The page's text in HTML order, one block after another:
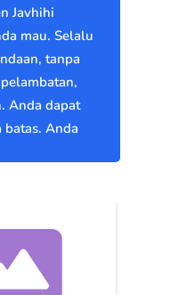
Javhihi
mau. Selalu
tanpa
Anda dapat
Anda